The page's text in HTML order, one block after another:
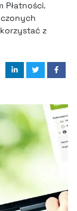
Płatności.
z